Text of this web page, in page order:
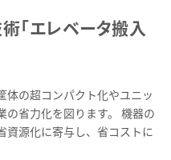
「エレベータ搬入
体の超コンパクト化やユニッ
の省力化を図ります。 機器の
資源化に寄与し、省コストに